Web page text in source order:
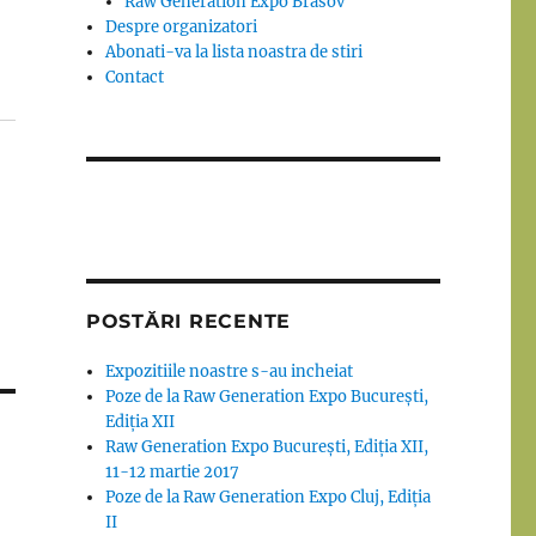
Despre organizatori
Abonati-va la lista noastra de stiri
Contact
POSTĂRI RECENTE
Expozitiile noastre s-au incheiat
Poze de la Raw Generation Expo București,
Ediția XII
Raw Generation Expo București, Ediția XII,
11-12 martie 2017
Poze de la Raw Generation Expo Cluj, Ediția
II